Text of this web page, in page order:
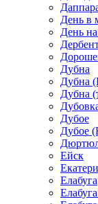
День в
День
Дубна
Дубна
Дубна
Дубое
Дубое
Ейск
Елабуга